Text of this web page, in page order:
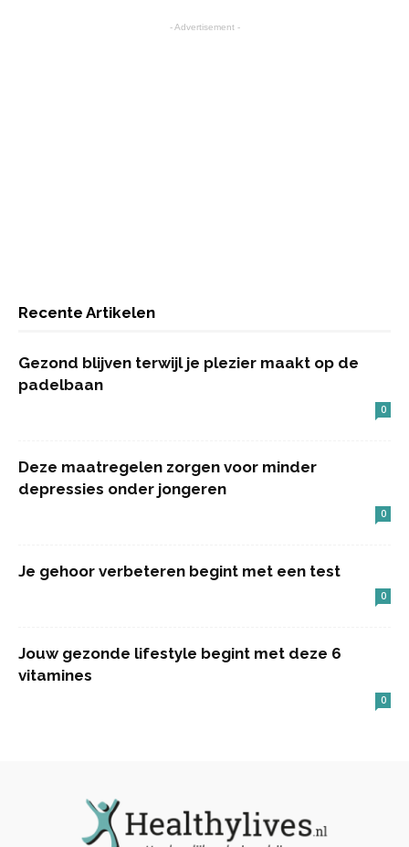
- Advertisement -
Recente Artikelen
Gezond blijven terwijl je plezier maakt op de
padelbaan
0
Deze maatregelen zorgen voor minder
depressies onder jongeren
0
Je gehoor verbeteren begint met een test
0
Jouw gezonde lifestyle begint met deze 6
vitamines
0